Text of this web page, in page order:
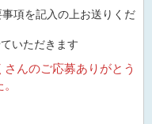
項を記入の上お送りくだ
いただきます
んのご応募ありがとう